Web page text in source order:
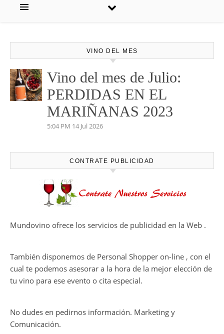
VINO DEL MES
Vino del mes de Julio:
PERDIDAS EN EL
MARIÑANAS 2023
5:04 PM 14 Jul 2026
CONTRATE PUBLICIDAD
Mundovino ofrece los servicios de publicidad en la Web .
También disponemos de Personal Shopper on-line , con el
cual te podemos asesorar a la hora de la mejor elección de
tu vino para ese evento o cita especial.
No dudes en pedirnos información. Marketing y
Comunicación.